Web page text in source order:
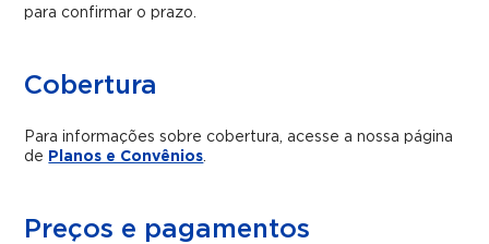
para confirmar o prazo.
Cobertura
Para informações sobre cobertura, acesse a nossa página
de Planos e Convênios.
Preços e pagamentos